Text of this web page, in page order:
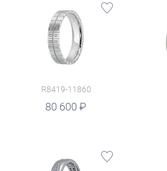
R8419-11860
80 600